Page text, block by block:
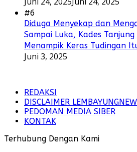
#6
Diduga Menyekap dan
Sampai Luka, Kades
Menampik Keras Tudingan
Juni 3, 2025
REDAKSI
DISCLAIMER
PEDOMAN MEDIA SIBER
KONTAK
Terhubung Dengan Kami